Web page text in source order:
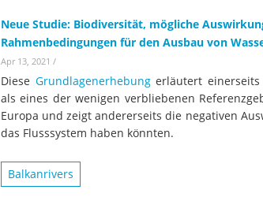
Neue Studie: Biodiversität, mögliche
Rahmenbedingungen für den Ausbau von
Apr 13, 2021 /
Diese Grundlagenerhebungerläutert einerseits
als eines der wenigen verbliebenen
Europa und zeigt andererseits die negativen
das Flusssystem haben könnten.
Balkanrivers